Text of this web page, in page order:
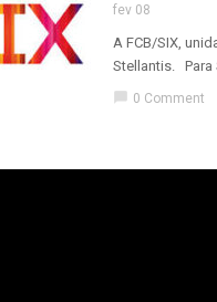
fev 08
A FCB/SIX,
Stellantis. Para
chat_bubble 0 Comment